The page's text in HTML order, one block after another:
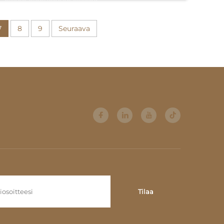
liinalla, kestää kahvin tahroja ja nesteiden
kulmiin, maksimoi lattiatilan samalla kun
lattioilla, takaavat turvallisen käytön
uudelleenjärjestelyn tai siivouksen
piilottavat lamppujohdot, pitäen pinnan siistinä
8 9 Seuraava
Tilaa